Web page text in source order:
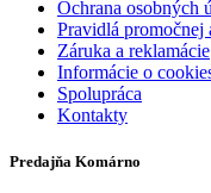
Ochrana osobných
Pravidlá promočnej
Záruka a reklamácie
Informácie o
Spolupráca
Kontakty
Predajňa Komárno